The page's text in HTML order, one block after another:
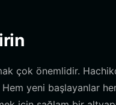
çok önemlidir.
yeni başlayanlar